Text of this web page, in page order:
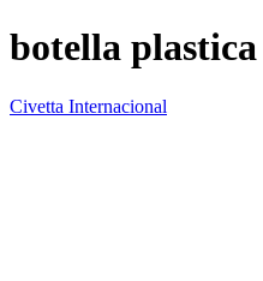
botella plastica
Civetta Internacional